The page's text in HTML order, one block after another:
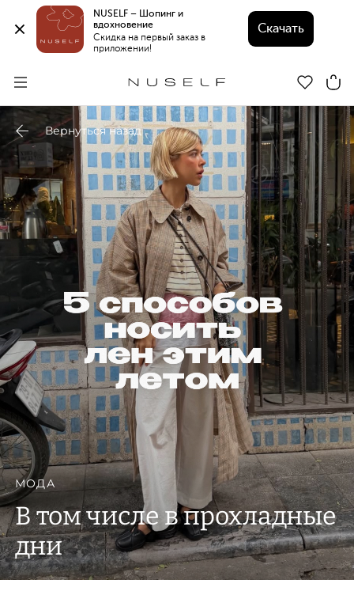
NUSELF – Шопинг и
вдохновение
Скидка на первый заказ в
приложении!
Скачать
Вернуться назад
МОДА
В том числе в прохладные
дни